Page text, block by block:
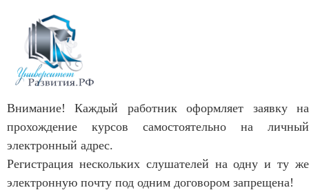
Внимание! Каждый работник оформляет заявку на
прохождение курсов самостоятельно на личный
электронный адрес.
Регистрация нескольких слушателей на одну и ту же
электронную почту под одним договором запрещена!